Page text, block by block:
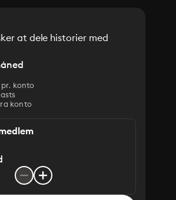
at dele historier med
konto
konto